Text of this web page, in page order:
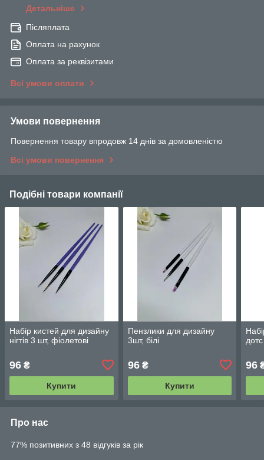
Детальніше
Післяплата
Оплата на рахунок
Оплата за реквізитами
Всі умови оплати
Умови повернення
Повернення товару впродовж 14 днів за домовленістю
Всі умови повернення
Подібні товари компанії
Набір кистей для дизайну
нігтів 3 шт, фіолетові
96 ₴
Купити
Пензлики для дизайну
3шт, білі
96₴
Купити
96
Про нас
77% позитивних з 48 відгуків за рік